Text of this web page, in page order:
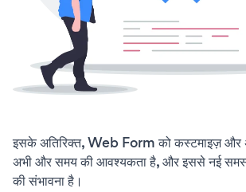
इसके अतिरिक्त, Web Form को कस्टमाइज़
अभी और समय की आवश्यकता है, और इससे नई
की संभावना है।